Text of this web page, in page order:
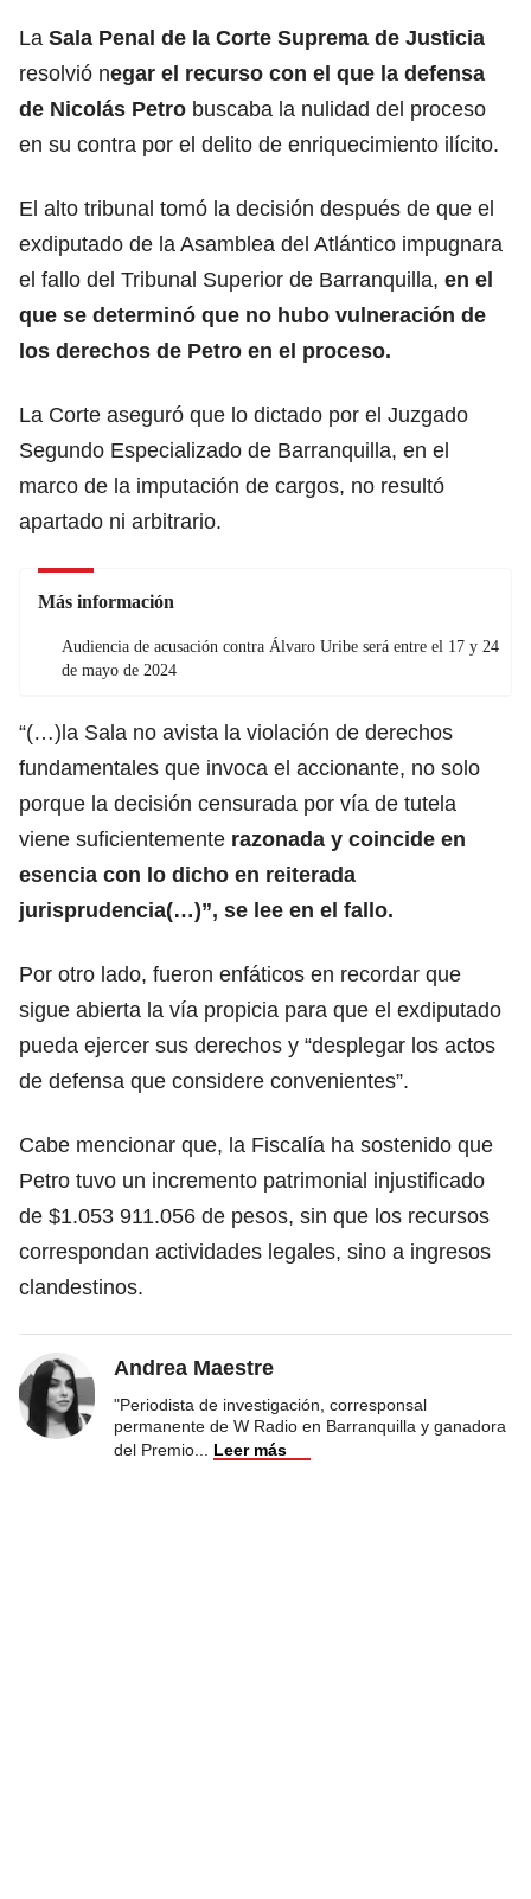
La Sala Penal de la Corte Suprema de Justicia
resolvió negar el recurso con el que la defensa
de Nicolás Petro buscaba la nulidad del proceso
en su contra por el delito de enriquecimiento ilícito.
El alto tribunal tomó la decisión después de que el
exdiputado de la Asamblea del Atlántico impugnara
el fallo del Tribunal Superior de Barranquilla, en el
que se determinó que no hubo vulneración de
los derechos de Petro en el proceso.
La Corte aseguró que lo dictado por el Juzgado
Segundo Especializado de Barranquilla, en el
marco de la imputación de cargos, no resultó
apartado ni arbitrario.
Más información
Audiencia de acusación contra Álvaro Uribe será entre el 17 y 24
de mayo de 2024
“(…)la Sala no avista la violación de derechos
fundamentales que invoca el accionante, no solo
porque la decisión censurada por vía de tutela
viene suficientemente razonada y coincide en
esencia con lo dicho en reiterada
jurisprudencia(…)”, se lee en el fallo.
Por otro lado, fueron enfáticos en recordar que
sigue abierta la vía propicia para que el exdiputado
pueda ejercer sus derechos y “desplegar los actos
de defensa que considere convenientes”.
Cabe mencionar que, la Fiscalía ha sostenido que
Petro tuvo un incremento patrimonial injustificado
de $1.053 911.056 de pesos, sin que los recursos
correspondan actividades legales, sino a ingresos
clandestinos.
Andrea Maestre
"Periodista de investigación, corresponsal
permanente de W Radio en Barranquilla y ganadora
del Premio
Leer más